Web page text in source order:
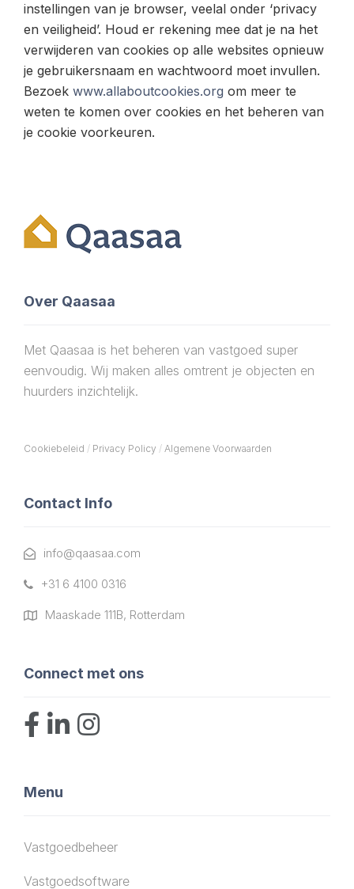
instellingen van je browser, veelal onder ‘privacy
en veiligheid’. Houd er rekening mee dat je na het
verwijderen van cookies op alle websites opnieuw
je gebruikersnaam en wachtwoord moet invullen.
Bezoek www.allaboutcookies.org om meer te
weten te komen over cookies en het beheren van
je cookie voorkeuren.
Over Qaasaa
Met Qaasaa is het beheren van vastgoed super
eenvoudig. Wij maken alles omtrent je objecten en
huurders inzichtelijk.
Cookiebeleid / Privacy Policy / Algemene Voorwaarden
Contact Info
info@qaasaa.com
+31 6 4100 0316
Maaskade 111B, Rotterdam
Connect met ons
Menu
Vastgoedbeheer
Vastgoedsoftware